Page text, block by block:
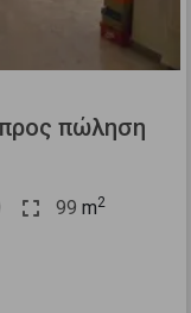
πώληση
99 m2